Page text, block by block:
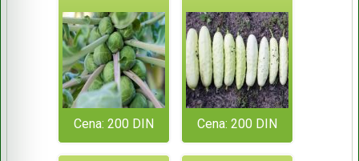
Cena: 200 DIN Cena: 200 DIN